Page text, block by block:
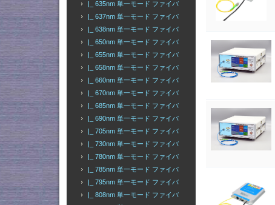
|_ 635nm 単一モード ファイバ
|_ 637nm 単一モード ファイバ
|_ 638nm 単一モード ファイバ
|_ 650nm 単一モード ファイバ
|_ 655nm 単一モード ファイバ
|_ 658nm 単一モード ファイバ
|_ 660nm 単一モード ファイバ
|_ 670nm 単一モード ファイバ
|_ 685nm 単一モード ファイバ
|_ 690nm 単一モード ファイバ
|_ 705nm 単一モード ファイバ
|_ 730nm 単一モード ファイバ
|_ 780nm 単一モード ファイバ
|_ 785nm 単一モード ファイバ
|_ 795nm 単一モード ファイバ
|_ 808nm 単一モード ファイバ